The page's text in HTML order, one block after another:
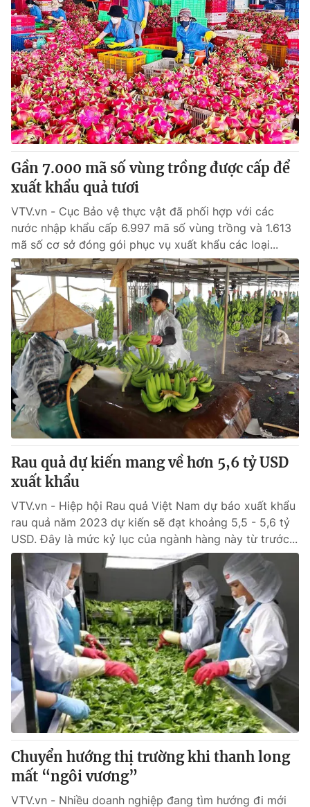
Nhân vật
Khán giả
Giải sao mai
Âm nhạc
Sao
Đời sống
Du lịch
Làm đẹp
Chất lượng cuộc sống
Giáo dục
Tuyển sinh
Học trực tuyến
Công nghệ
Hitech Công nghệ tương lai
Sản phẩm
Thị trường
Giao lưu trực tuyến
Lịch phát sóng
Chuyên mục khác
Emagazine Podcast
Photo Infographic
Video Shorts video
VTV Money VTV Thể thao
VTV Sức khoẻ Bất động sản
Thị trường 24h Tấm lòng Việt
VTV4
VTV9 VTV8
Liên hệ tòa soạn English
THỜI BÁO VTV
Theo dõi báo trên
Cơ quan chủ quản:Đài Truyền hình Việt Nam
Cơ quan báo chí:Thời báo VTV
Giấy phép hoạt động báo in và báo điện tử số 483/GP-BTTTT
cấp ngày 29/12/2023
Tổng Biên tập:Vũ Thanh Thủy
Gần 7.000 mã số vùng trồng được cấp để
xuất khẩu quả tươi
VTV.vn - Cục Bảo vệ thực vật đã phối hợp với các
nước nhập khẩu cấp 6.997 mã số vùng trồng và 1.613
mã số cơ sở đóng gói phục vụ xuất khẩu các loại...
Rau quả dự kiến mang về hơn 5,6 tỷ USD
xuất khẩu
VTV.vn - Hiệp hội Rau quả Việt Nam dự báo xuất khẩu
rau quả năm 2023 dự kiến sẽ đạt khoảng 5,5 - 5,6 tỷ
USD. Đây là mức kỷ lục của ngành hàng này từ trước...
Chuyển hướng thị trường khi thanh long
mất “ngôi vương”
VTV.vn - Nhiều doanh nghiệp đang tìm hướng đi mới